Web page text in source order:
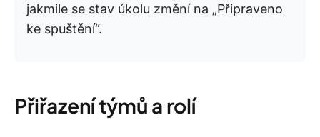
jakmile se stav úkolu změní na „Připraveno
ke spuštění“.
Přiřazení týmů a rolí